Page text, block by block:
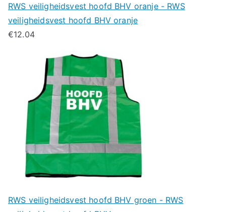
RWS veiligheidsvest hoofd BHV oranje - RWS
veiligheidsvest hoofd BHV oranje
€12.04
RWS veiligheidsvest hoofd BHV groen - RWS